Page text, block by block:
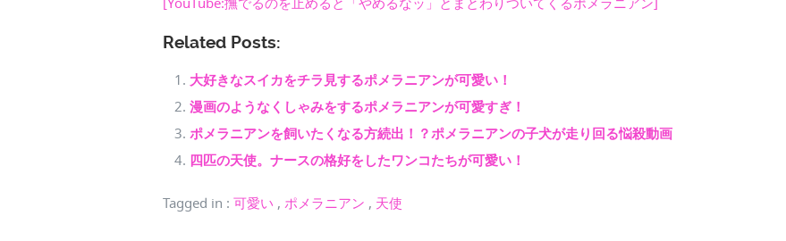
Related Posts:
大好きなスイカをチラ見するポメラニアンが可愛い！
漫画のようなくしゃみをするポメラニアンが可愛すぎ！
ポメラニアンを飼いたくなる方続出！？ポメラニアンの子犬が走り回る悩殺動画
四匹の天使。ナースの格好をしたワンコたちが可愛い！
Tagged in : 可愛い , ポメラニアン , 天使